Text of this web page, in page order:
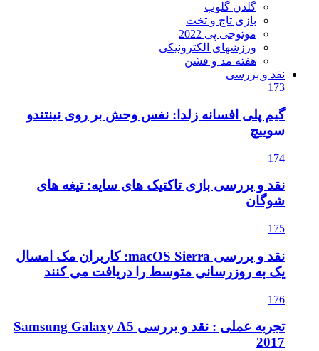
گلدن گلوب
بازی تاج و تخت
موتوجی پی 2022
ورزشهای الکترونیکی
هفته مد و فشن
نقد و بررسی
173
گیم پلی افسانه زلدا: نفس وحش بر روی نینتندو
سوییچ
174
نقد و بررسی بازی تاکتیک های سایه: تیغه های
شوگان
175
نقد و بررسی macOS Sierra: کاربران مک امسال
یک به روزرسانی متوسط را دریافت می کنند
176
تجربه عملی : نقد و بررسی Samsung Galaxy A5
2017